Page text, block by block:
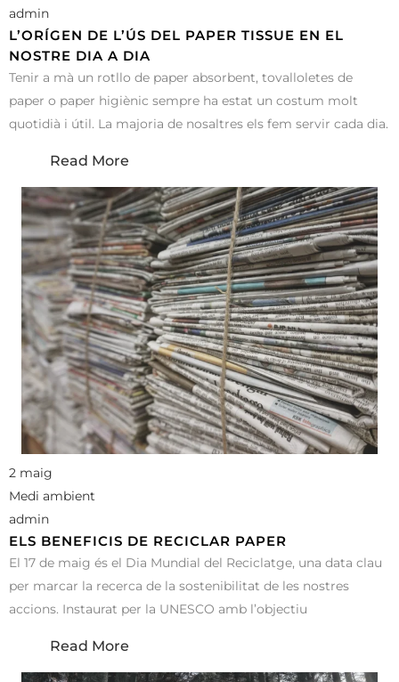
admin
L’ORÍGEN DE L’ÚS DEL PAPER TISSUE EN EL
NOSTRE DIA A DIA
Tenir a mà un rotllo de paper absorbent, tovalloletes de
paper o paper higiènic sempre ha estat un costum molt
quotidià i útil. La majoria de nosaltres els fem servir cada dia.
Read More
2 maig
Medi ambient
admin
ELS BENEFICIS DE RECICLAR PAPER
El 17 de maig és el Dia Mundial del Reciclatge, una data clau
per marcar la recerca de la sostenibilitat de les nostres
accions. Instaurat per la UNESCO amb l’objectiu
Read More